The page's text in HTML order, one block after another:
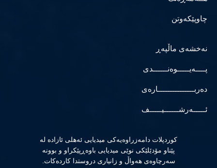
چاوپێکەوتن
نەخشەی ماڵپەڕ
پــــەیـــــوەنــــــدی
دەربـــــــــــــــارەی
ئـــــەرشــــــیـــــف
كوردپلات دامەزراوەیەكی میدیایی ئەهلی ئازادە لە
پێناو مۆدێلێكی نوێی میدیایی باوەڕپێكراو و بوونە
سەرچاوەی هەواڵ و زانیاری دروستدا كاردەكات.